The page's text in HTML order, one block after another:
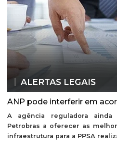
ALERTAS LEGAIS
ANP pode interferir em
A agência reguladora
Petrobras a oferecer as
infraestrutura para a PPSA